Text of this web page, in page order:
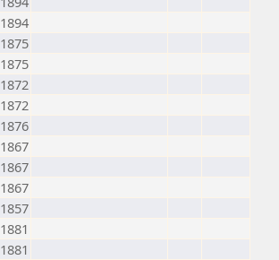
1894
1875
1875
1872
1872
1876
1867
1867
1867
1857
1881
1881